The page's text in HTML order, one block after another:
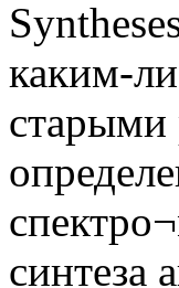
каким-
старыми
синтеза